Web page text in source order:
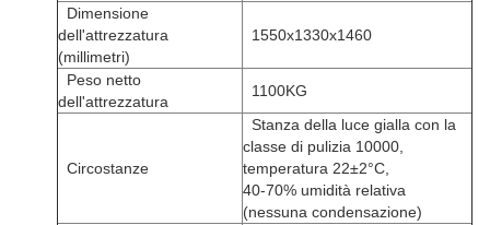
Dimensione
dell'attrezzatura
(millimetri)
1550x1330x1460
Peso netto
dell'attrezzatura
1100KG
Circostanze
Stanza della luce gialla con la
classe di pulizia 10000,
temperatura 22±2°C,
40-70% umidità relativa
(nessuna condensazione)